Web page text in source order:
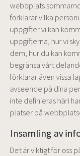
webbplats
förklarar vilka
uppgifter vi kan
uppgifterna, hur vi
dem, hur du kan
begränsa vårt
förklarar även vissa
avseende på dina
inte definieras häri
platser på
Insamling av
Det är viktigt för oss